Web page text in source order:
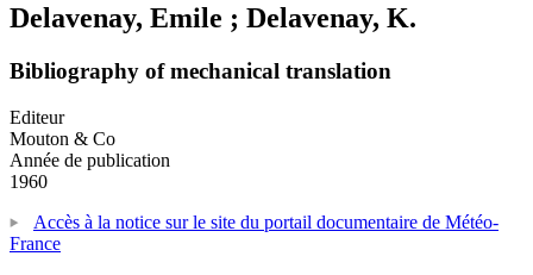
Delavenay, Emile ; Delavenay, K.
Bibliography of mechanical translation
Editeur
Mouton & Co
Année de publication
1960
Accès à la notice sur le site du portail documentaire de Météo-
France